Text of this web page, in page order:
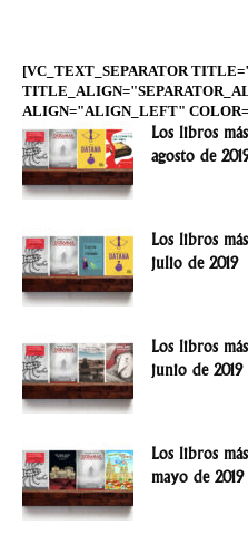
[VC_TEXT_SEPARATOR
ALIGN="ALIGN_LEFT"
Los libros
agosto de
Los libros
julio de 2019
Los libros
junio de 2019
Los libros
mayo de 2019